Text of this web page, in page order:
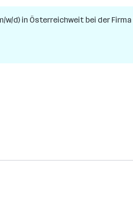
w/d) in Österreichweit bei der Firma